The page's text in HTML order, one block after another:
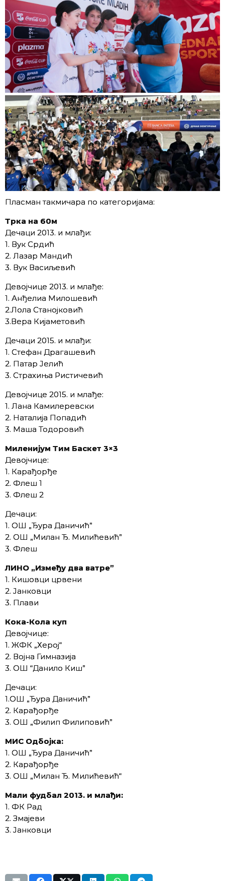
Пласман такмичара по категоријама:
Трка на 60м
Дечаци 2013. и млађи:
1. Вук Срдић
2. Лазар Мандић
3. Вук Васиљевић
Девојчице 2013. и млађе:
1. Анђелиа Милошевић
2.Лола Станојковић
3.Вера Кијаметовић
Дечаци 2015. и млађи:
1. Стефан Драгашевић
2. Патар Јелић
3. Страхиња Ристичевић
Девојчице 2015. и млађе:
1. Лана Камилеревски
2. Наталија Попадић
3. Маша Тодоровић
Миленијум Тим Баскет 3×3
Девојчице:
1. Карађорђе
2. Флеш 1
3. Флеш 2
Дечаци:
1. ОШ „Ђура Даничић”
2. ОШ „Милан Ђ. Милићевић”
3. Флеш
ЛИНО „Између два ватре”
1. Кишовци црвени
2. Јанковци
3. Плави
Кока-Кола куп
Девојчице:
1. ЖФК „Херој“
2. Војна Гимназија
3. ОШ “Данило Киш”
Дечаци:
1.ОШ „Ђура Даничић”
2. Карађорђе
3. ОШ „Филип Филиповић”
МИС Одбојка:
1. ОШ „Ђура Даничић”
2. Карађорђе
3. ОШ „Милан Ђ. Милићевић“
Мали фудбал 2013. и млађи:
1. ФК Рад
2. Змајеви
3. Јанковци